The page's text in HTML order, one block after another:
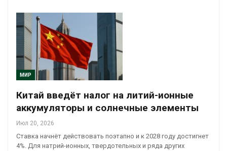
МИР
Китай введёт налог на литий-ионные
аккумуляторы и солнечные элементы
Июл 20, 2026
Ставка начнёт действовать поэтапно и к 2028 году достигнет
4%. Для натрий-ионных, твердотельных и ряда других